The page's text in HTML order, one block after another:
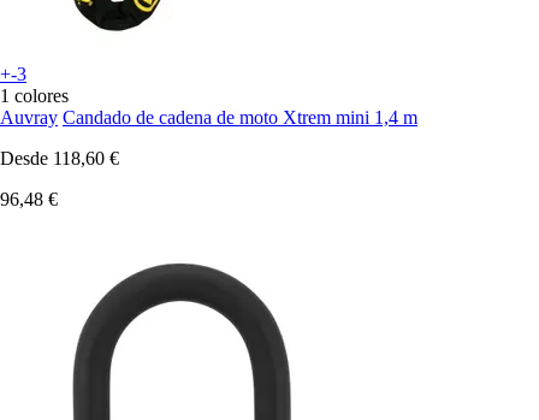
+-3
1 colores
Auvray Candado de cadena de moto Xtrem mini 1,4 m
Desde 118,60 €
96,48 €